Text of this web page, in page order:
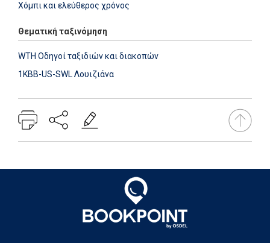
Χόμπι και ελεύθερος χρόνος
Θεματική ταξινόμηση
WTH Οδηγοί ταξιδιών και διακοπών
1KBB-US-SWL Λουιζιάνα